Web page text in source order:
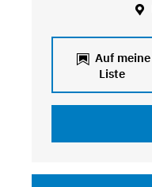
Auf meine
Liste